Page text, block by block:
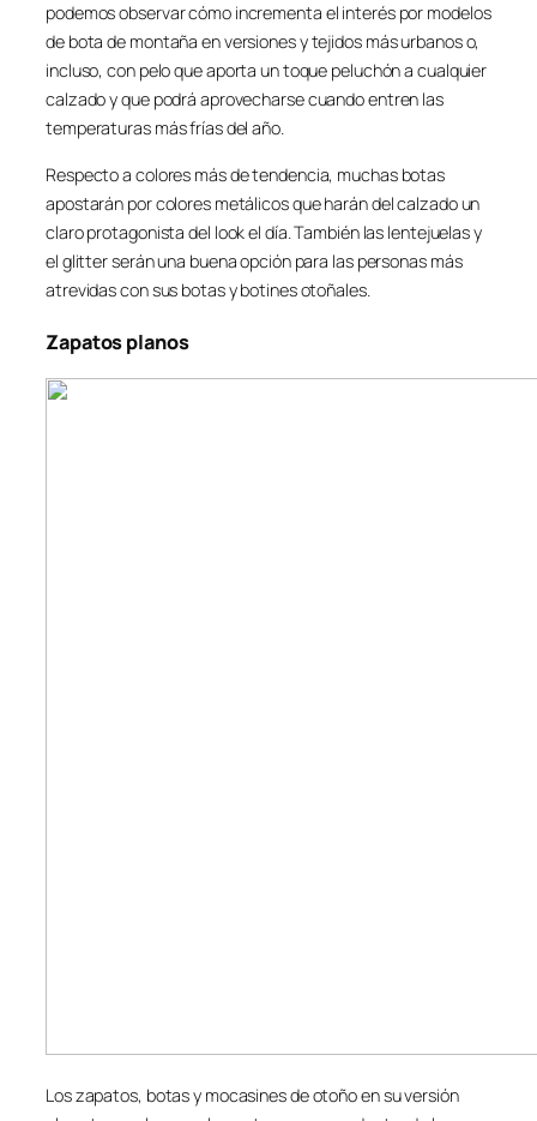
podemos observar cómo incrementa el interés por modelos
de bota de montaña en versiones y tejidos más urbanos o,
incluso, con pelo que aporta un toque peluchón a cualquier
calzado y que podrá aprovecharse cuando entren las
temperaturas más frías del año.
Respecto a colores más de tendencia, muchas botas
apostarán por colores metálicos que harán del calzado un
claro protagonista del look el día. También las lentejuelas y
el glitter serán una buena opción para las personas más
atrevidas con sus botas y botines otoñales.
Zapatos planos
Los zapatos, botas y mocasines de otoño en su versión